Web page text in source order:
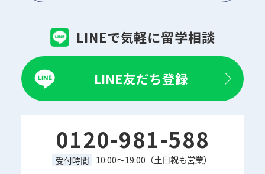
LINEで気軽に留学相談
LINE友だち登録
0120-981-588
受付時間 10:00～19:00（土日祝も営業）